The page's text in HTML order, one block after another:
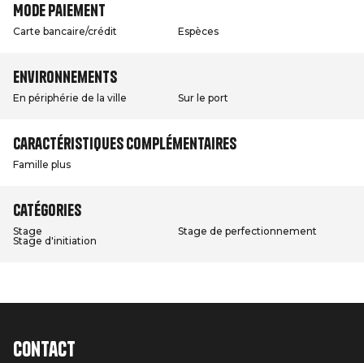
Mode paiement
Carte bancaire/crédit Espèces
Environnements
En périphérie de la ville Sur le port
Caractéristiques complémentaires
Famille plus
Catégories
Stage
Stage de perfectionnement
Stage d'initiation
Contact